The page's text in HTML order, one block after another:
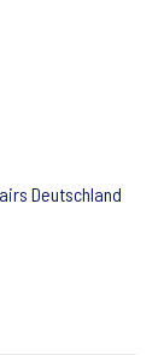
Deutschland